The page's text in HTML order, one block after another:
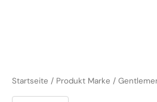
Startseite / Produkt Marke /